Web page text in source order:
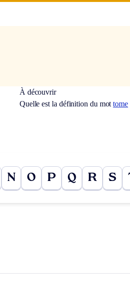
À découvrir
Quelle est la définition du mottome
N O P Q R S